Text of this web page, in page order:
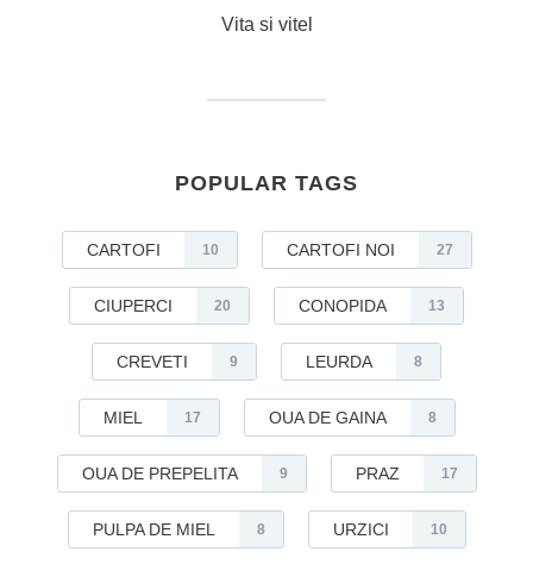
Vita si vitel
POPULAR TAGS
CARTOFI 10 CARTOFI NOI 27
CIUPERCI 20 CONOPIDA 13
CREVETI 9 LEURDA 8
MIEL 17 OUA DE GAINA 8
OUA DE PREPELITA 9 PRAZ 17
PULPA DE MIEL 8 URZICI 10